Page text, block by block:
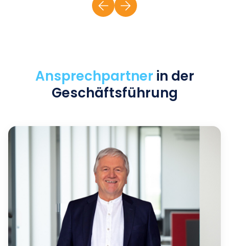
Ansprechpartner in der
Geschäftsführung